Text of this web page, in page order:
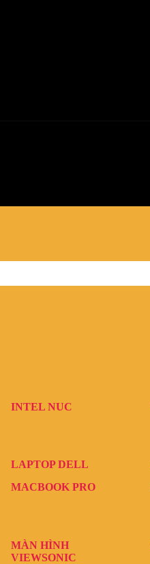
INTEL NUC
LAPTOP DELL
MACBOOK PRO
MÀN HÌNH
VIEWSONIC